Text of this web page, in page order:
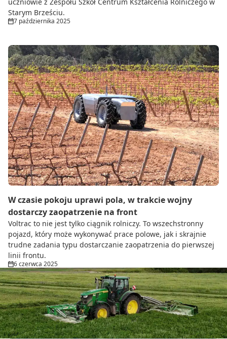
uczniowie z Zespołu Szkół Centrum Kształcenia Rolniczego w
Starym Brześciu.
7 października 2025
W czasie pokoju uprawi pola, w trakcie wojny
dostarczy zaopatrzenie na front
Voltrac to nie jest tylko ciągnik rolniczy. To wszechstronny
pojazd, który może wykonywać prace polowe, jak i skrajnie
trudne zadania typu dostarczanie zaopatrzenia do pierwszej
linii frontu.
6 czerwca 2025